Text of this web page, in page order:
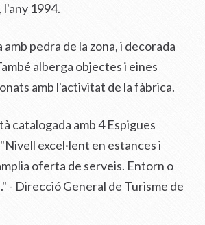
l'any 1994.
pedra de la zona, i decorada
alberga objectes i eines
amb l'activitat de la fàbrica.
catalogada amb 4 Espigues
excel·lent en estances i
oferta de serveis. Entorn o
- Direcció General de Turisme de